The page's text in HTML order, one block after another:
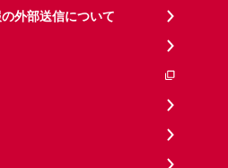
外部送信について